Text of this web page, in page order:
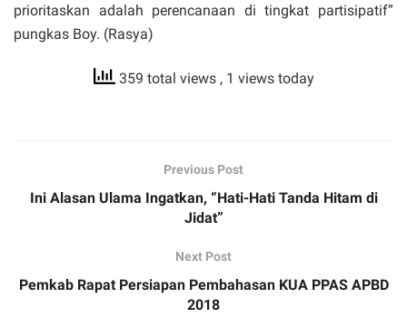
prioritaskan adalah perencanaan di tingkat partisipatif”
pungkas Boy. (Rasya)
359 total views , 1 views today
Previous Post
Ini Alasan Ulama Ingatkan, “Hati-Hati Tanda Hitam di
Jidat”
Next Post
Pemkab Rapat Persiapan Pembahasan KUA PPAS APBD
2018